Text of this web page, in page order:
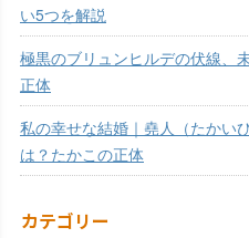
い5つを解説
極黒のブリュンヒルデの伏線、
正体
私の幸せな結婚｜堯人（たかい
は？たかこの正体
カテゴリー